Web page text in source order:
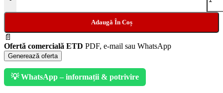
Adaugă În Coș
📄
Ofertă comercială ETD PDF, e-mail sau WhatsApp
Generează oferta
💡 WhatsApp – informații & potrivire